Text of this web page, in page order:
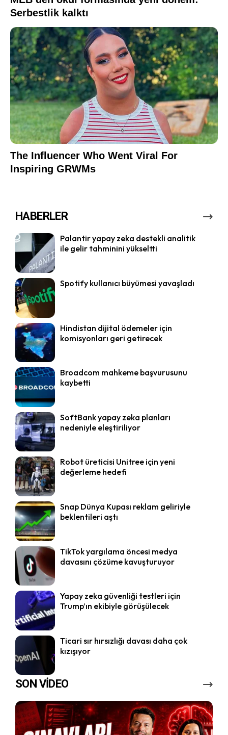
HABERLER
Palantir yapay zeka destekli analitik
ile gelir tahminini yükseltti
Spotify kullanıcı büyümesi yavaşladı
Hindistan dijital ödemeler için
komisyonları geri getirecek
Broadcom mahkeme başvurusunu
kaybetti
SoftBank yapay zeka planları
nedeniyle eleştiriliyor
Robot üreticisi Unitree için yeni
değerleme hedefi
Snap Dünya Kupası reklam geliriyle
beklentileri aştı
TikTok yargılama öncesi medya
davasını çözüme kavuşturuyor
Yapay zeka güvenliği testleri için
Trump’ın ekibiyle görüşülecek
Ticari sır hırsızlığı davası daha çok
kızışıyor
SON VİDEO